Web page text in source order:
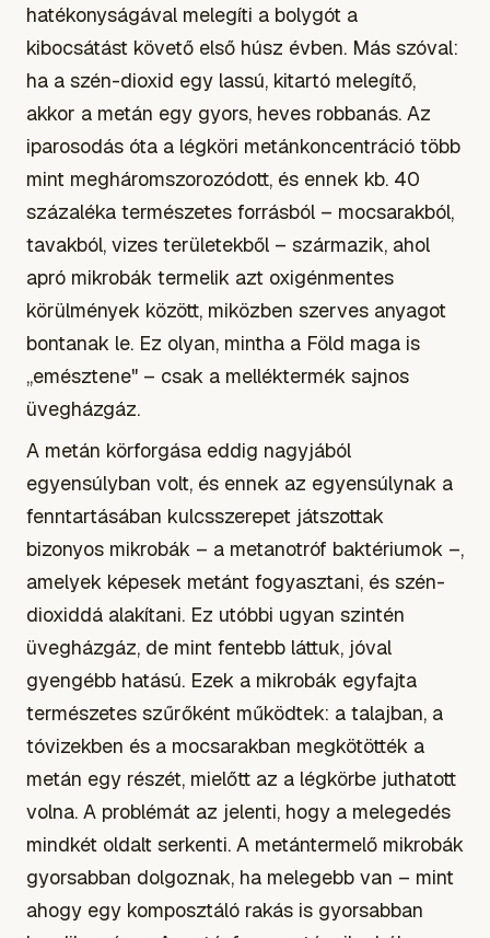
hatékonyságával melegíti a bolygót a
kibocsátást követő első húsz évben. Más szóval:
ha a szén-dioxid egy lassú, kitartó melegítő,
akkor a metán egy gyors, heves robbanás. Az
iparosodás óta a légköri metánkoncentráció több
mint megháromszorozódott, és ennek kb. 40
százaléka természetes forrásból – mocsarakból,
tavakból, vizes területekből – származik, ahol
apró mikrobák termelik azt oxigénmentes
körülmények között, miközben szerves anyagot
bontanak le. Ez olyan, mintha a Föld maga is
„emésztene" – csak a melléktermék sajnos
üvegházgáz.
A metán körforgása eddig nagyjából
egyensúlyban volt, és ennek az egyensúlynak a
fenntartásában kulcsszerepet játszottak
bizonyos mikrobák – a metanotróf baktériumok –,
amelyek képesek metánt fogyasztani, és szén-
dioxiddá alakítani. Ez utóbbi ugyan szintén
üvegházgáz, de mint fentebb láttuk, jóval
gyengébb hatású. Ezek a mikrobák egyfajta
természetes szűrőként működtek: a talajban, a
tóvizekben és a mocsarakban megkötötték a
metán egy részét, mielőtt az a légkörbe juthatott
volna. A problémát az jelenti, hogy a melegedés
mindkét oldalt serkenti. A metántermelő mikrobák
gyorsabban dolgoznak, ha melegebb van – mint
ahogy egy komposztáló rakás is gyorsabban